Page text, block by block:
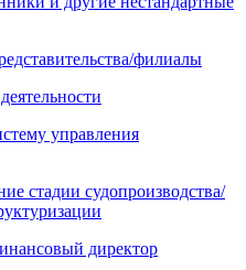
филиалы
управления
стадии судопроизводства/
директор